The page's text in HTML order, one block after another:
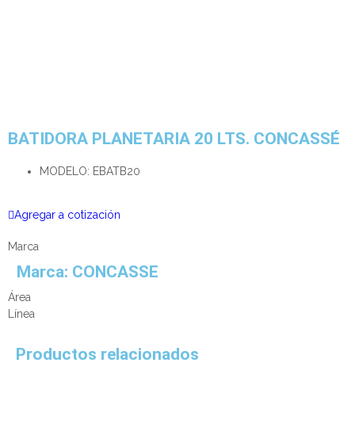
BATIDORA PLANETARIA 20 LTS. CONCASSÉ
MODELO: EBATB20
Agregar a cotización
Marca
Marca: CONCASSE
Área
Línea
Productos relacionados